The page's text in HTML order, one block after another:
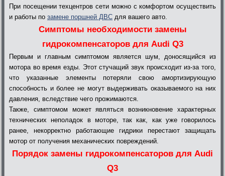
При посещении техцентров сети можно с комфортом осуществить
и работы по замене поршней ДВС для вашего авто.
Симптомы необходимости замены
гидрокомпенсаторов для Audi Q3
Первым и главным симптомом является шум, доносящийся из
мотора во время езды. Этот стучащий звук происходит из-за того,
что указанные элементы потеряли свою амортизирующую
способность и более не могут выдерживать оказываемого на них
давления, вследствие чего прожимаются.
Также, симптомом может являться возникновение характерных
технических неполадок в моторе, так как, как уже говорилось
ранее, некорректно работающие гидрики перестают защищать
мотор от получения механических повреждений.
Порядок замены гидрокомпенсаторов для Audi
Q3